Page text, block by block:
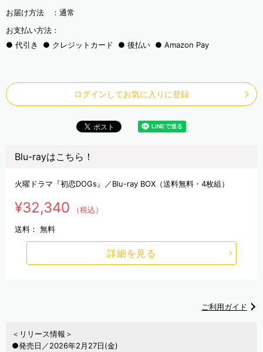
お届け方法 ： 通常
お支払い方法：
代引き
クレジットカード 後払い Amazon Pay
ログインしてお気に入りに登録
Blu-rayはこちら！
火曜ドラマ『初恋DOGs』／Blu-ray BOX（送料無料・4枚組）
¥32,340 （税込）
送料： 無料
詳細を見る
ご利用ガイド
＜リリース情報＞
●発売日／2026年2月27日(金)